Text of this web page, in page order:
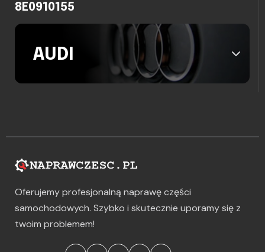
8E0910155
AUDI
Oferujemy profesjonalną naprawę części
samochodowych. Szybko i skutecznie uporamy się z
twoim problemem!